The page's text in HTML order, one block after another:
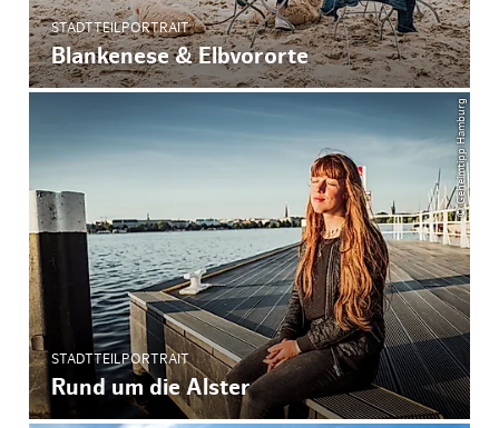
STADTTEILPORTRAIT
Blankenese & Elbvororte
© Geheimtipp Hamburg
STADTTEILPORTRAIT
Rund um die Alster